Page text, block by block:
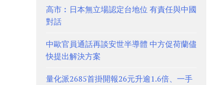
高市︰日本無立場認定台地位 有責任與中國
對話
中歐官員通話再談安世半導體 中方促荷蘭儘
快提出解決方案
量化派2685首掛開報26元升逾1.6倍、一手